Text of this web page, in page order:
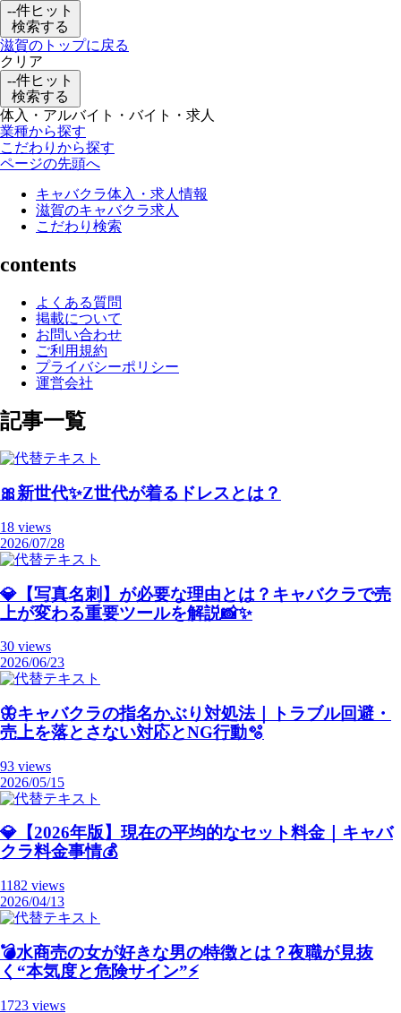
--件ヒット
検索する
滋賀のトップに戻る
クリア
--件ヒット
検索する
体入・アルバイト・バイト・求人
業種から探す
こだわりから探す
ページの先頭へ
キャバクラ体入・求人情報
滋賀のキャバクラ求人
こだわり検索
contents
よくある質問
掲載について
お問い合わせ
ご利用規約
プライバシーポリシー
運営会社
記事一覧
🎀新世代✨Z世代が着るドレスとは？
18 views
2026/07/28
💎【写真名刺】が必要な理由とは？キャバクラで売
上が変わる重要ツールを解説📸✨
30 views
2026/06/23
🦋キャバクラの指名かぶり対処法｜トラブル回避・
売上を落とさない対応とNG行動🫧
93 views
2026/05/15
💎【2026年版】現在の平均的なセット料金｜キャバ
クラ料金事情💰
1182 views
2026/04/13
💣️水商売の女が好きな男の特徴とは？夜職が見抜
く“本気度と危険サイン”⚡️
1723 views